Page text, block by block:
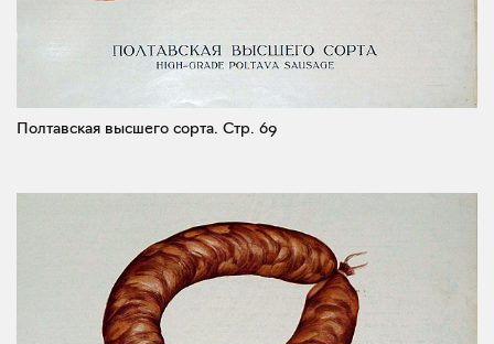
Полтавская высшего сорта. Стр. 69